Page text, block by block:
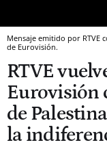
Mensaje emitido por RTVE
de Eurovisión.
RTVE
Eurovisión
de
la